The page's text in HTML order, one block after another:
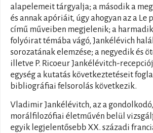
alapelemeit tárgyalja; a második a
és annak apóriáit, úgy ahogyan az a Le
című műveiben megjelenik; a
folyóirat témába vágó, Jankélévich
sorozatának elemzése; a negyedik és
illetve P. Ricoeur Jankélévitch-
egység a kutatás következtetéseit
bibliográfiai felsorolás következik.
Vladimir Jankélévitch, az a
morálfilozófiai életművén belül
egyik legjelentősebb XX. századi